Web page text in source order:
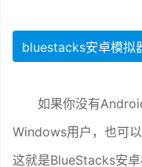
bluestacks安卓模拟
如果你没有
Windows用户，也可
这就是BlueStacks安